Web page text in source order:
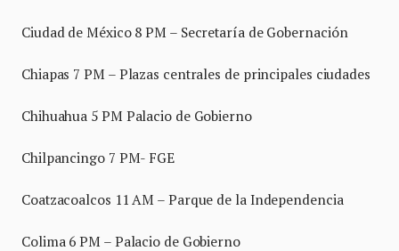
Ciudad de México 8 PM – Secretaría de Gobernación
Chiapas 7 PM – Plazas centrales de principales ciudades
Chihuahua 5 PM Palacio de Gobierno
Chilpancingo 7 PM- FGE
Coatzacoalcos 11 AM – Parque de la Independencia
Colima 6 PM – Palacio de Gobierno